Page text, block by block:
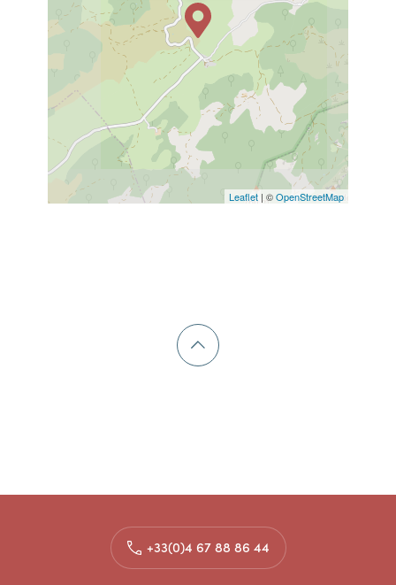
Leaflet | ©OpenStreetMap
+33(0)4 67 88 86 44